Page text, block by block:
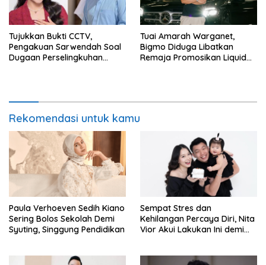
Tujukkan Bukti CCTV,
Pengakuan Sarwendah Soal
Dugaan Perselingkuhan
Tuai Amarah Warganet,
Bigmo Diduga Libatkan
Remaja Promosikan Liquid
Rekomendasi untuk kamu
Paula Verhoeven Sedih Kiano
Sering Bolos Sekolah Demi
Syuting, Singgung Pendidikan
Sempat Stres dan
Kehilangan Percaya Diri, Nita
Vior Akui Lakukan Ini demi